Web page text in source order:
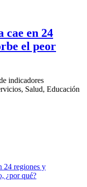
cae en 24
el peor
indicadores
Salud, Educación